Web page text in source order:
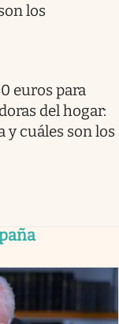
los
euros para
del hogar:
y cuáles son los